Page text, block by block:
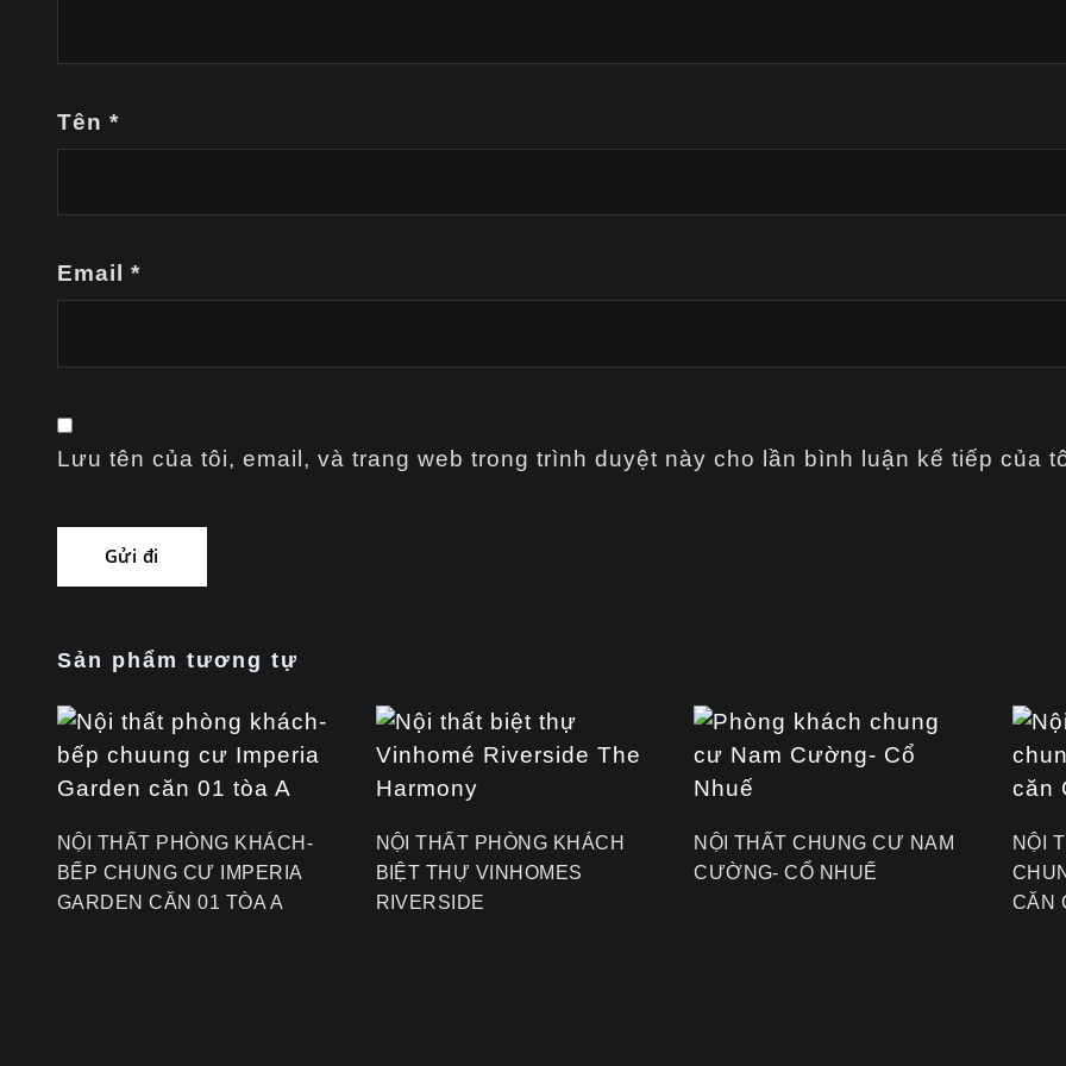
Tên *
Email *
Lưu tên của tôi, email, và trang web trong trình duyệt này cho lần bình luận kế tiếp của
Sản phẩm tương tự
NỘI THẤT PHÒNG KHÁCH-
BẾP CHUNG CƯ IMPERIA
GARDEN CĂN 01 TÒA A
NỘI THẤT PHÒNG KHÁCH
BIỆT THỰ VINHOMES
RIVERSIDE
NỘI THẤT CHUNG CƯ NAM
CƯỜNG- CỔ NHUẾ
NỘI
CĂN